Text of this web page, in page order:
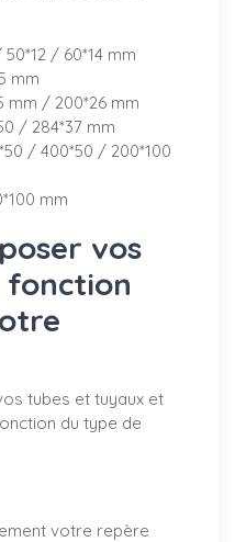
/ 60*14 mm
mm
mm / 200*26 mm
/ 284*37 mm
/ 400*50 / 200*100
mm
vos
fonction
tubes et tuyaux et
du type de
votre repère